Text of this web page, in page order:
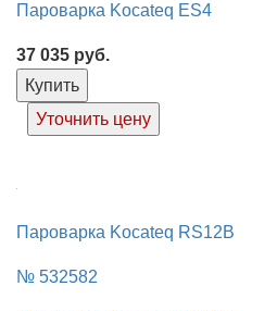
Пароварка Kocateq ES4
37 035 руб.
Купить
Уточнить цену
Пароварка Kocateq RS12B
№ 532582